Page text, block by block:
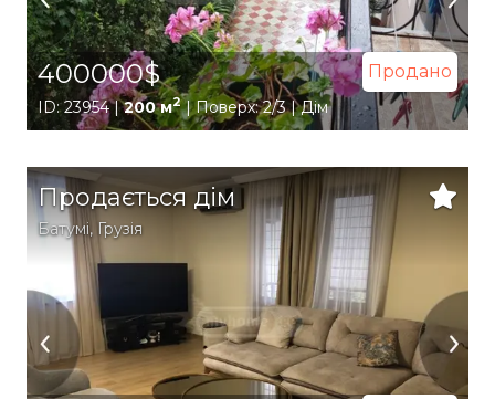
400000$ Продано
ID: 23954 |200 м2| Поверх: 2/3 | Дім
Продається дім
Батумі, Грузія